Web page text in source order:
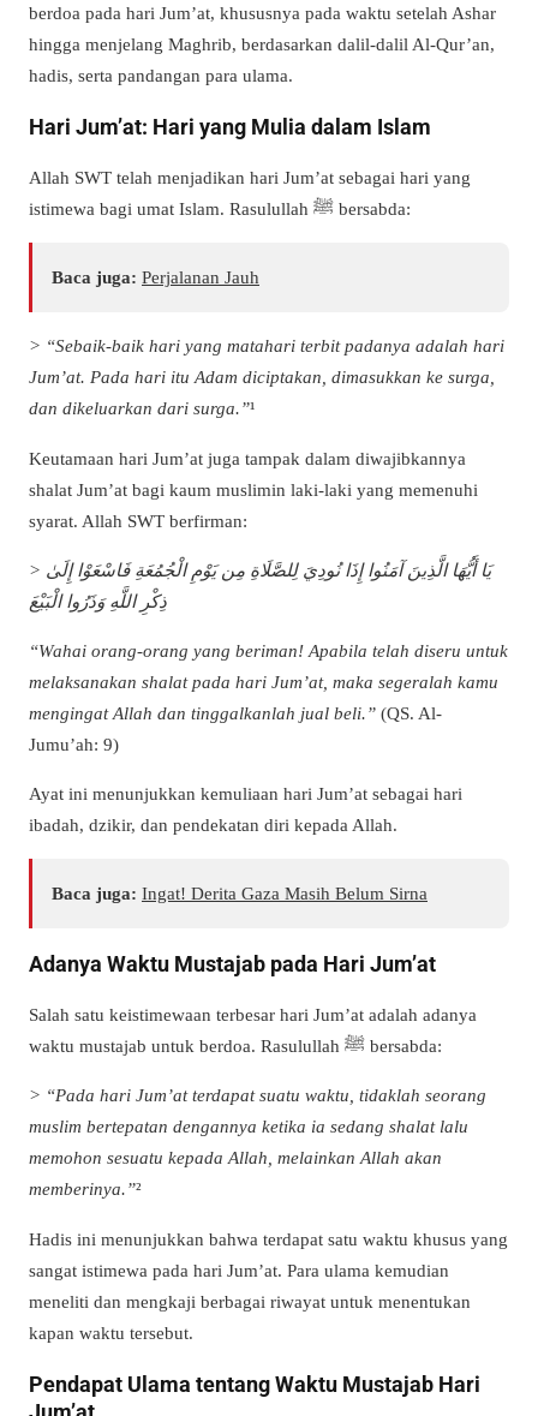
berdoa pada hari Jum’at, khususnya pada waktu setelah Ashar
hingga menjelang Maghrib, berdasarkan dalil-dalil Al-Qur’an,
hadis, serta pandangan para ulama.
Hari Jum’at: Hari yang Mulia dalam Islam
Allah SWT telah menjadikan hari Jum’at sebagai hari yang
istimewa bagi umat Islam. Rasulullah ﷺ bersabda:
Baca juga: Perjalanan Jauh
> “Sebaik-baik hari yang matahari terbit padanya adalah hari
Jum’at. Pada hari itu Adam diciptakan, dimasukkan ke surga,
dan dikeluarkan dari surga.”¹
Keutamaan hari Jum’at juga tampak dalam diwajibkannya
shalat Jum’at bagi kaum muslimin laki-laki yang memenuhi
syarat. Allah SWT berfirman:
> يَا أَيُّهَا الَّذِينَ آمَنُوا إِذَا نُودِيَ لِلصَّلَاةِ مِن يَوْمِ الْجُمُعَةِ فَاسْعَوْا إِلَىٰ
ذِكْرِ اللَّهِ وَذَرُوا الْبَيْعَ
“Wahai orang-orang yang beriman! Apabila telah diseru untuk
melaksanakan shalat pada hari Jum’at, maka segeralah kamu
mengingat Allah dan tinggalkanlah jual beli.” (QS. Al-
Jumu’ah: 9)
Ayat ini menunjukkan kemuliaan hari Jum’at sebagai hari
ibadah, dzikir, dan pendekatan diri kepada Allah.
Baca juga: Ingat! Derita Gaza Masih Belum Sirna
Adanya Waktu Mustajab pada Hari Jum’at
Salah satu keistimewaan terbesar hari Jum’at adalah adanya
waktu mustajab untuk berdoa. Rasulullah ﷺ bersabda:
> “Pada hari Jum’at terdapat suatu waktu, tidaklah seorang
muslim bertepatan dengannya ketika ia sedang shalat lalu
memohon sesuatu kepada Allah, melainkan Allah akan
memberinya.”²
Hadis ini menunjukkan bahwa terdapat satu waktu khusus yang
sangat istimewa pada hari Jum’at. Para ulama kemudian
meneliti dan mengkaji berbagai riwayat untuk menentukan
kapan waktu tersebut.
Pendapat Ulama tentang Waktu Mustajab Hari